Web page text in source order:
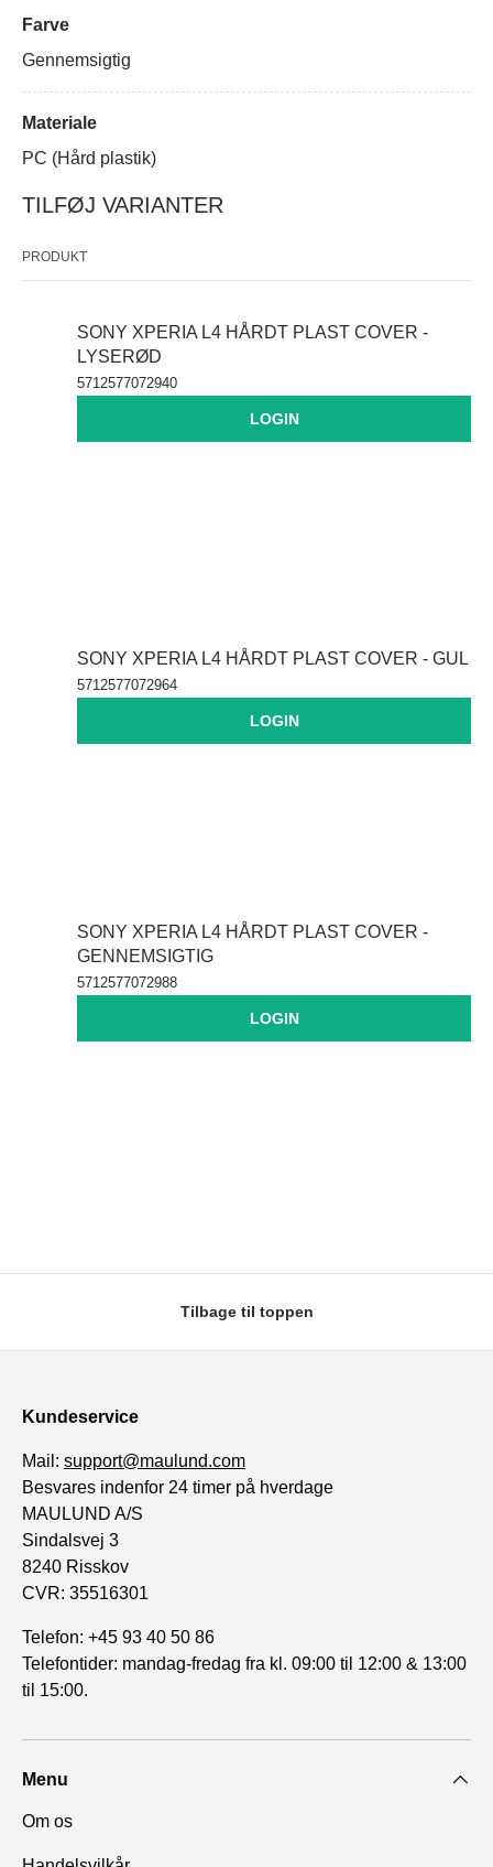
Farve
Gennemsigtig
Materiale
PC (Hård plastik)
TILFØJ VARIANTER
PRODUKT
SONY XPERIA L4 HÅRDT PLAST COVER -
LYSERØD
5712577072940
LOGIN
SONY XPERIA L4 HÅRDT PLAST COVER - GUL
5712577072964
LOGIN
SONY XPERIA L4 HÅRDT PLAST COVER -
GENNEMSIGTIG
5712577072988
LOGIN
Tilbage til toppen
Kundeservice
Mail: support@maulund.com
Besvares indenfor 24 timer på hverdage
MAULUND A/S
Sindalsvej 3
8240 Risskov
CVR: 35516301
Telefon: +45 93 40 50 86
Telefontider: mandag-fredag fra kl. 09:00 til 12:00 & 13:00
til 15:00.
Menu
Om os